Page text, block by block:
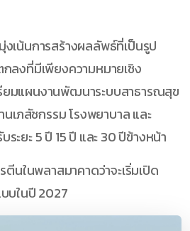
เน้นการสร้างผลลัพธ์ที่เป็นรูป
ลงที่มีเพียงความหมายเชิง
มแผนงานพัฒนาระบบสาธารณสุข
เภสัชกรรม โรงพยาบาล และ
ะยะ 5 ปี 15 ปี และ 30 ปีข้างหน้า
นในพลาสมาคาดว่าจะเริ่มเปิด
บในปี 2027